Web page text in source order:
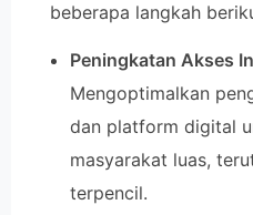
beberapa langkah
Peningkatan Akses
Mengoptimalkan
dan platform digital
masyarakat luas,
terpencil.